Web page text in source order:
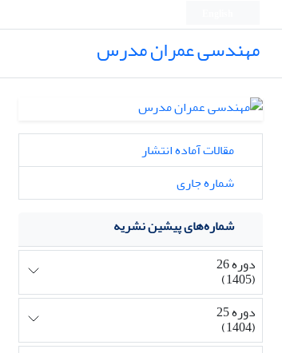
مهندسی عمران مدرس
مقالات آماده انتشار
شماره جاری
شماره‌های پیشین نشریه
دوره 26
(1405)
دوره 25
(1404)